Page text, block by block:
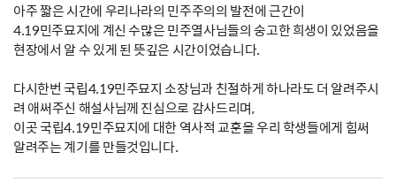
아주 짧은 시간에 우리나라의 민주주의의 발전에 근간이
4.19민주묘지에 계신 수많은 민주열사님들의 숭고한 희생이 있었음을
현장에서 알 수 있게 된 뜻깊은 시간이었습니다.
다시한번 국립4.19민주묘지 소장님과 친절하게 하나라도 더 알려주시
려 애써주신 해설사님께 진심으로 감사드리며,
이곳 국립4.19민주묘지에 대한 역사적 교훈을 우리 학생들에게 힘써
알려주는 계기를 만들것입니다.